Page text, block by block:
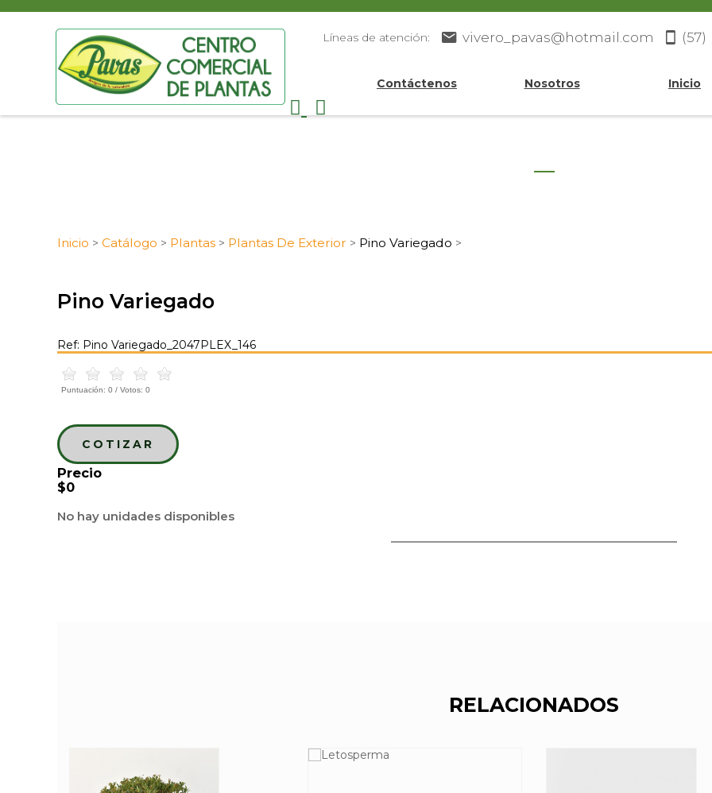
Líneas de atención: vivero_pavas@hotmail.com (57)
Contáctenos Nosotros Inicio
Inicio > Catálogo > Plantas > Plantas De Exterior > Pino Variegado >
Pino Variegado
Ref: Pino Variegado_2047PLEX_146
Puntuación: 0 / Votos: 0
COTIZAR
Precio
$0
No hay unidades disponibles
RELACIONADOS